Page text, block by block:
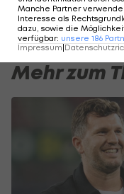
Mehr zum
Manche Partner
Interesse als
dazu, sowie die
verfügbar: unsere 186
Impressum|